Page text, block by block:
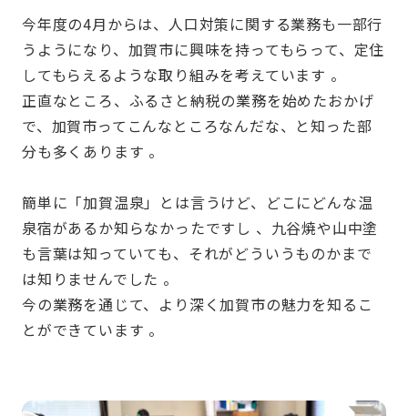
今年度の4月からは、人口対策に関する業務も一部行
うようになり、加賀市に興味を持ってもらって、定住
してもらえるような取り組みを考えています 。
正直なところ、ふるさと納税の業務を始めたおかげ
で、加賀市ってこんなところなんだな、と知った部
分も多くあります 。
簡単に「加賀温泉」とは言うけど、どこにどんな温
泉宿があるか知らなかったですし 、九谷焼や山中塗
も言葉は知っていても、それがどういうものかまで
は知りませんでした 。
今の業務を通じて、より深く加賀市の魅力を知るこ
とができています 。